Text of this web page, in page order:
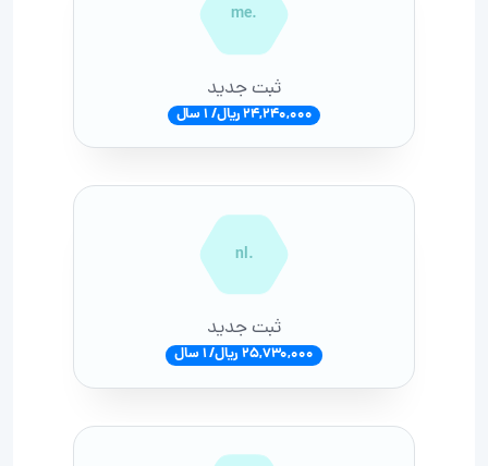
.me
ثبت جدید
24,240,000 ریال/ 1 سال
.nl
ثبت جدید
25,730,000 ریال/ 1 سال